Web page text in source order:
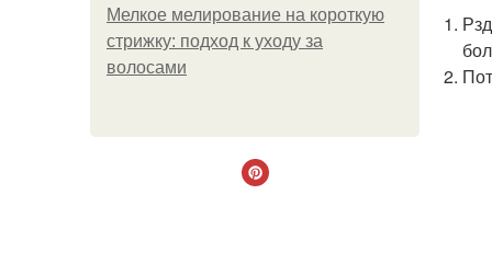
Мелкое мелирование на короткую
стрижку: подход к уходу за
волосами